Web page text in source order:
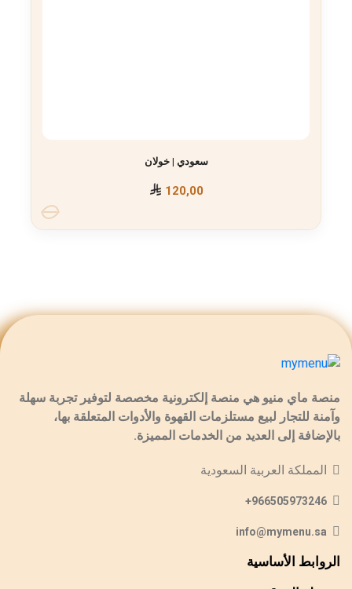
سعودي | خولان
120,00
منصة ماي منيو هي منصة إلكترونية مخصصة لتوفير تجربة سهلة
وآمنة للتجار لبيع مستلزمات القهوة والأدوات المتعلقة بها،
بالإضافة إلى العديد من الخدمات المميزة.
المملكة العربية السعودية
966505973246+
info@mymenu.sa
الروابط الأساسية